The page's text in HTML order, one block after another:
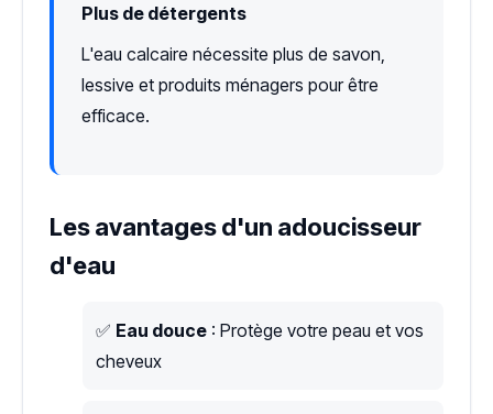
Plus de détergents
L'eau calcaire nécessite plus de savon,
lessive et produits ménagers pour être
efficace.
Les avantages d'un adoucisseur
d'eau
✅ Eau douce : Protège votre peau et vos
cheveux